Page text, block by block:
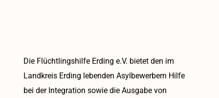
Die Flüchtlingshilfe Erding e.V. bietet den im
Landkreis Erding lebenden Asylbewerbern Hilfe
bei der Integration sowie die Ausgabe von